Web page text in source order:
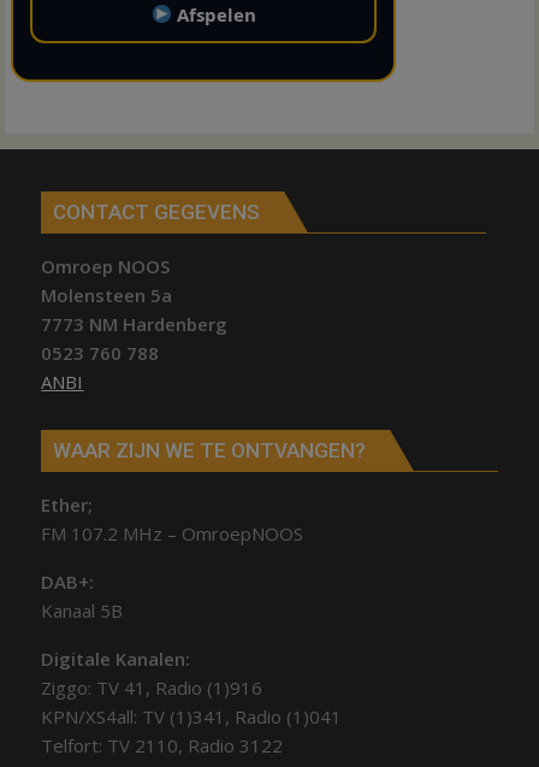
Afspelen
CONTACT GEGEVENS
Omroep NOOS
Molensteen 5a
7773 NM Hardenberg
0523 760 788
ANBI
WAAR ZIJN WE TE ONTVANGEN?
Ether;
FM 107.2 MHz – OmroepNOOS
DAB+:
Kanaal 5B
Digitale Kanalen:
Ziggo: TV 41, Radio (1)916
KPN/XS4all: TV (1)341, Radio (1)041
Telfort: TV 2110, Radio 3122